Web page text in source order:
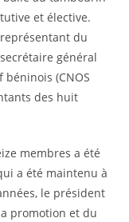
et élective.
du
général
(CNOS
des huit
membres a été
a été maintenu à
le président
promotion et du